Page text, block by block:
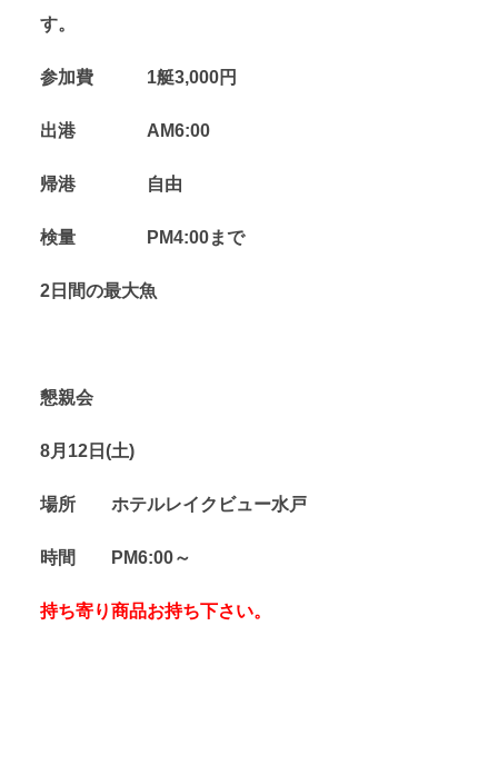
す。
参加費 1艇3,000円
出港 AM6:00
帰港 自由
検量 PM4:00まで
2日間の最大魚
懇親会
8月12日(土)
場所 ホテルレイクビュー水戸
時間 PM6:00～
持ち寄り商品お持ち下さい。